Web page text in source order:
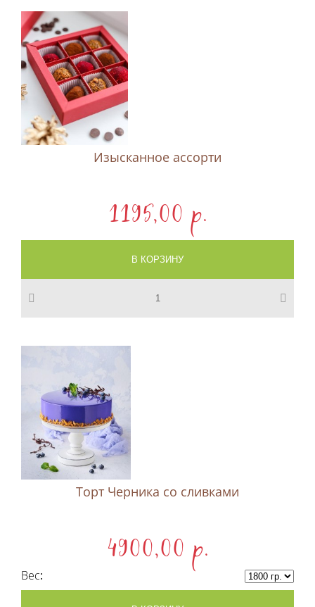
Изысканное ассорти
1195,00 p.
Торт Черника со сливками
4900,00 p.
Вес